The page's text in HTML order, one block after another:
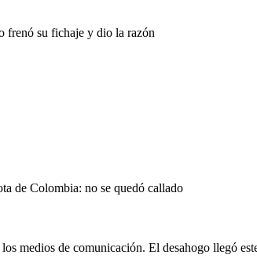
frenó su fichaje y dio la razón
de Colombia: no se quedó callado
medios de comunicación. El desahogo llegó